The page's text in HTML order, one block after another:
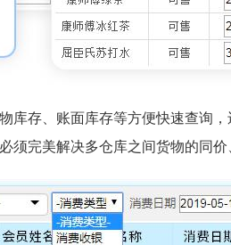
库存、账面库存等方便快速查询
须完美解决多仓库之间货物的同